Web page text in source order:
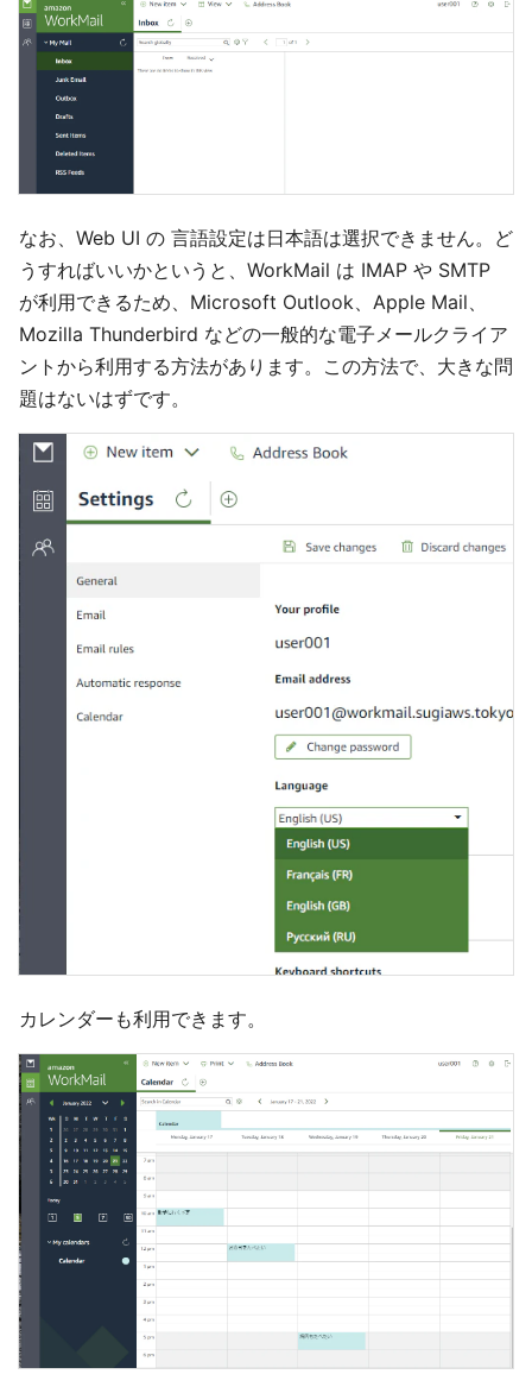
なお、Web UI の 言語設定は日本語は選択できません。ど
うすればいいかというと、WorkMail は IMAP や SMTP
が利用できるため、Microsoft Outlook、Apple Mail、
Mozilla Thunderbird などの一般的な電子メールクライア
ントから利用する方法があります。この方法で、大きな問
題はないはずです。
カレンダーも利用できます。